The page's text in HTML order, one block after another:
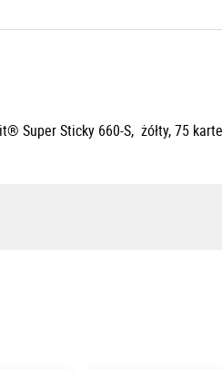
Super Sticky 660-S, żółty, 75